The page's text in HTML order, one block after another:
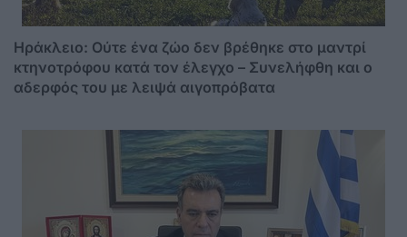
Ηράκλειο: Ούτε ένα ζώο δεν βρέθηκε στο μαντρί
κτηνοτρόφου κατά τον έλεγχο – Συνελήφθη και ο
αδερφός του με λειψά αιγοπρόβατα